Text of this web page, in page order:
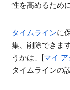
性を高めるため
タイムラインに
集、削除できま
うかは、[マイ
タイムラインの